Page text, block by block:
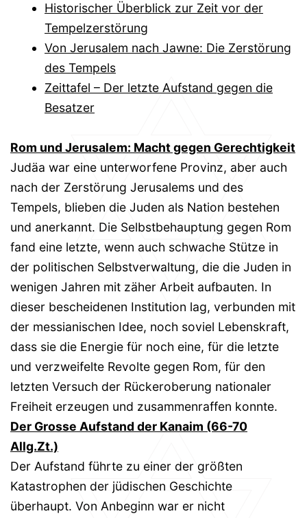
Historischer Überblick zur Zeit vor der
Tempelzerstörung
Von Jerusalem nach Jawne: Die Zerstörung
des Tempels
Zeittafel – Der letzte Aufstand gegen die
Besatzer
Rom und Jerusalem: Macht gegen Gerechtigkeit
Judäa war eine unterworfene Provinz, aber auch
nach der Zerstörung Jerusalems und des
Tempels, blieben die Juden als Nation bestehen
und anerkannt. Die Selbstbehauptung gegen Rom
fand eine letzte, wenn auch schwache Stütze in
der politischen Selbstverwaltung, die die Juden in
wenigen Jahren mit zäher Arbeit aufbauten. In
dieser bescheidenen Institution lag, verbunden mit
der messianischen Idee, noch soviel Lebenskraft,
dass sie die Energie für noch eine, für die letzte
und verzweifelte Revolte gegen Rom, für den
letzten Versuch der Rückeroberung nationaler
Freiheit erzeugen und zusammenraffen konnte.
Der Grosse Aufstand der Kanaim (66-70
Allg.Zt.)
Der Aufstand führte zu einer der größten
Katastrophen der jüdischen Geschichte
überhaupt. Von Anbeginn war er nicht